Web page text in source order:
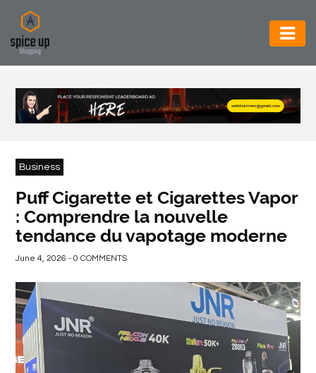
AUTOMOTIVE
BUSINESS
CONSTRUCTION
FOOD
BEVERAGES
GENERAL
HEALTH
LIFE
STYLE
Business
Puff Cigarette et Cigarettes Vapor
: Comprendre la nouvelle
tendance du vapotage moderne
June 4, 2026 - 0 COMMENTS